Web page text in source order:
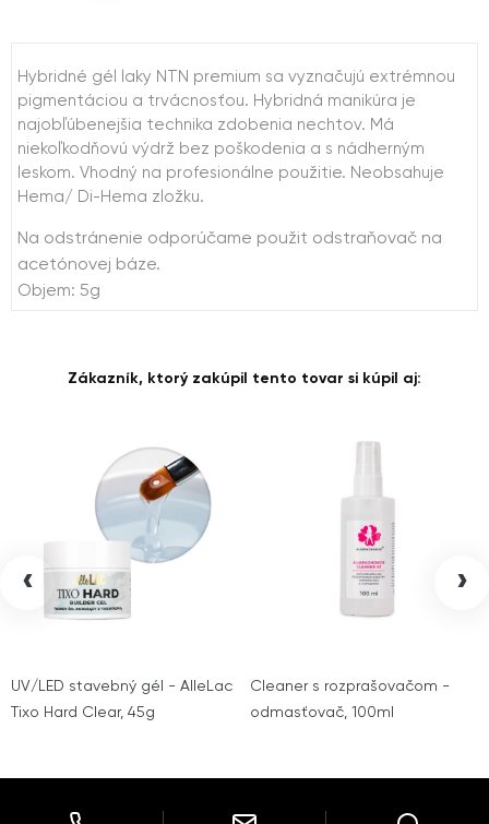
Hybridné gél laky NTN premium sa vyznačujú extrémnou
pigmentáciou a trvácnosťou. Hybridná manikúra je
najobľúbenejšia technika zdobenia nechtov. Má
niekoľkodňovú výdrž bez poškodenia a s nádherným
leskom. Vhodný na profesionálne použitie. Neobsahuje
Hema/ Di-Hema zložku.
Na odstránenie odporúčame použit odstraňovač na
acetónovej báze.
Objem: 5g
Zákazník, ktorý zakúpil tento tovar si kúpil aj:
UV/LED stavebný gél - AlleLac
Tixo Hard Clear, 45g
Cleaner s rozprašovačom -
odmasťovač, 100ml
‹ ›